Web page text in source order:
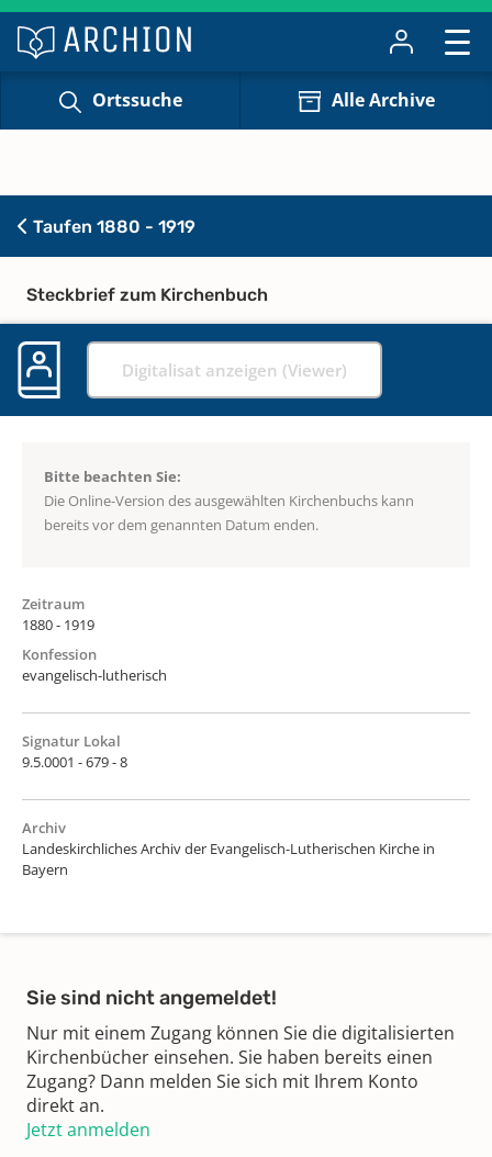
Ortssuche Alle Archive
Taufen 1880 - 1919
Steckbrief zum Kirchenbuch
Digitalisat anzeigen (Viewer)
Bitte beachten Sie:
Die Online-Version des ausgewählten Kirchenbuchs kann
bereits vor dem genannten Datum enden.
Zeitraum
1880 - 1919
Konfession
evangelisch-lutherisch
Signatur Lokal
9.5.0001 - 679 - 8
Archiv
Landeskirchliches Archiv der Evangelisch-Lutherischen Kirche in
Bayern
Sie sind nicht angemeldet!
Nur mit einem Zugang können Sie die digitalisierten
Kirchenbücher einsehen. Sie haben bereits einen
Zugang? Dann melden Sie sich mit Ihrem Konto
direkt an.
Jetzt anmelden